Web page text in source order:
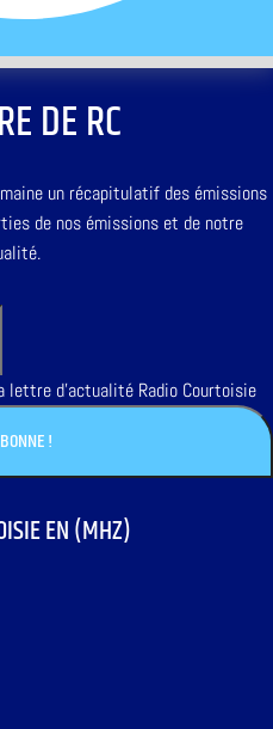
DE RC
un récapitulatif des émissions
de nos émissions et de notre
lettre d'actualité Radio Courtoisie
EN (MHZ)